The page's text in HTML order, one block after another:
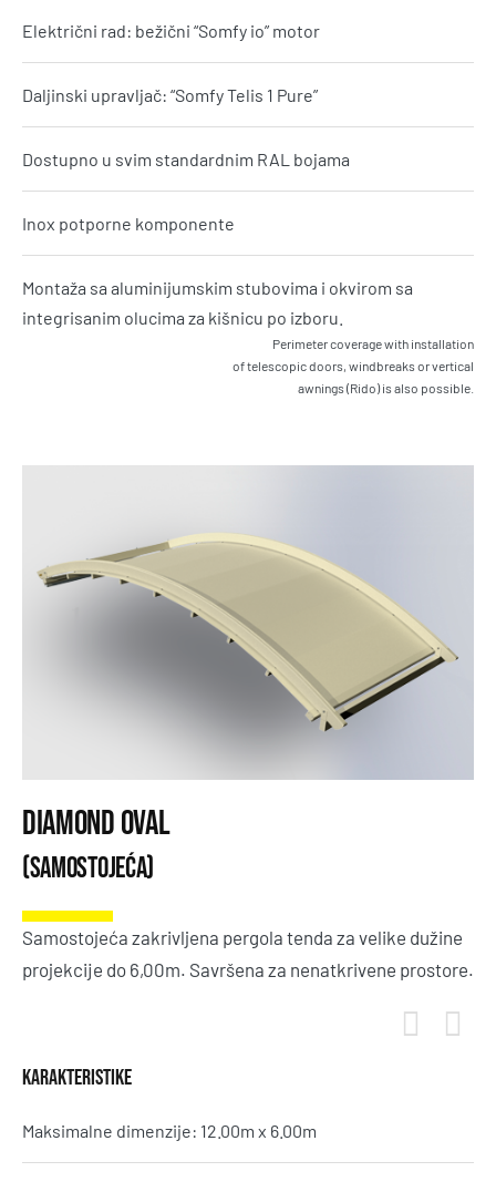
Električni rad: bežični “Somfy io” motor
Daljinski upravljač: “Somfy Telis 1 Pure”
Dostupno u svim standardnim RAL bojama
Inox potporne komponente
Montaža sa aluminijumskim stubovima i okvirom sa
integrisanim olucima za kišnicu po izboru.
Perimeter coverage with installation
of telescopic doors, windbreaks or vertical
awnings (Rido) is also possible.
Diamond Oval
(samostojeća)
Samostojeća zakrivljena pergola tenda za velike dužine
projekcije do 6,00m. Savršena za nenatkrivene prostore.
KARAKTERISTIKE
Maksimalne dimenzije: 12.00m x 6.00m